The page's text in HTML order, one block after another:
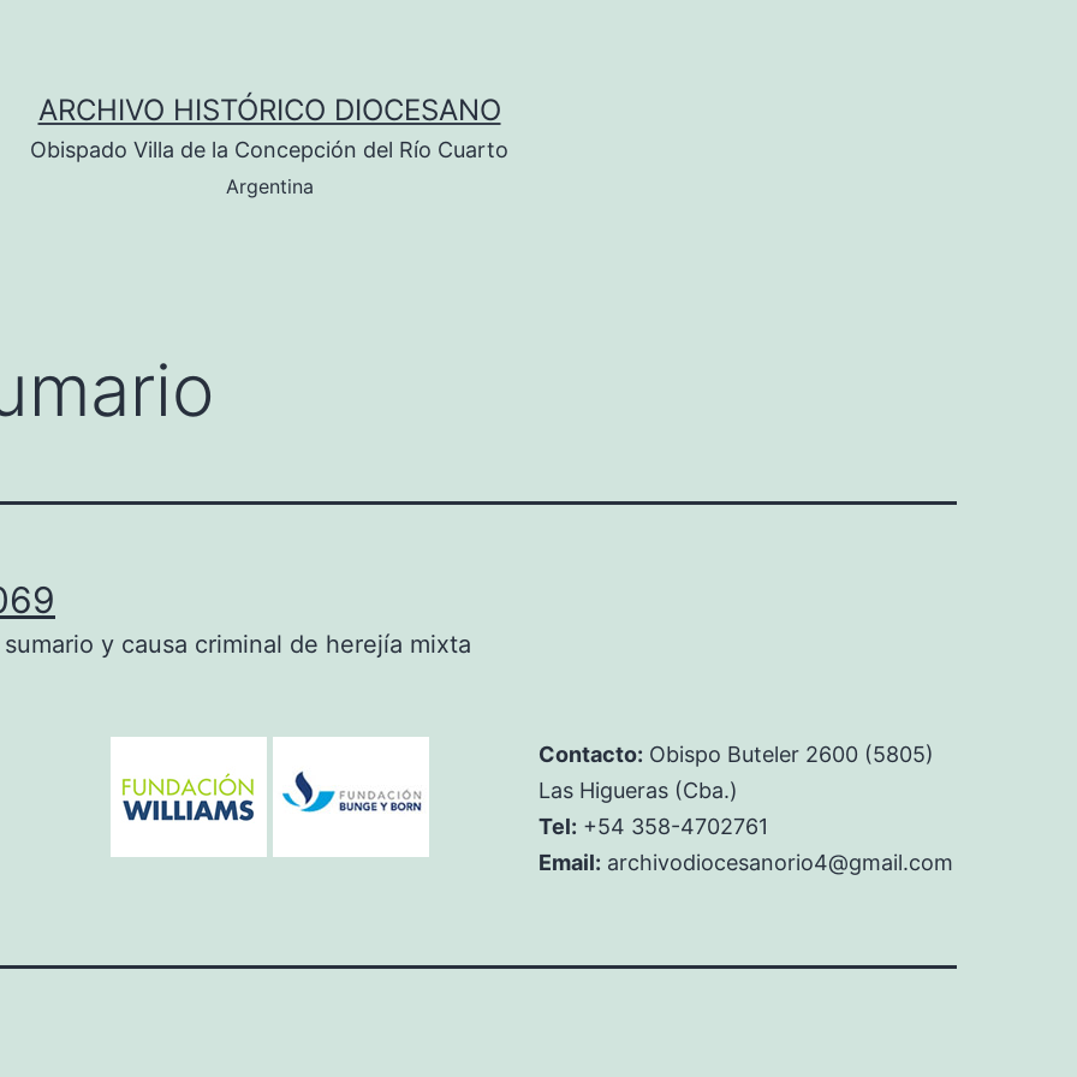
ARCHIVO HISTÓRICO DIOCESANO
Obispado Villa de la Concepción del Río Cuarto
Argentina
y causa criminal de herejía mixta
Contacto: Obispo Buteler 2600 (5805)
Las Higueras (Cba.)
Tel: +54 358-4702761
Email: archivodiocesanorio4@gmail.com